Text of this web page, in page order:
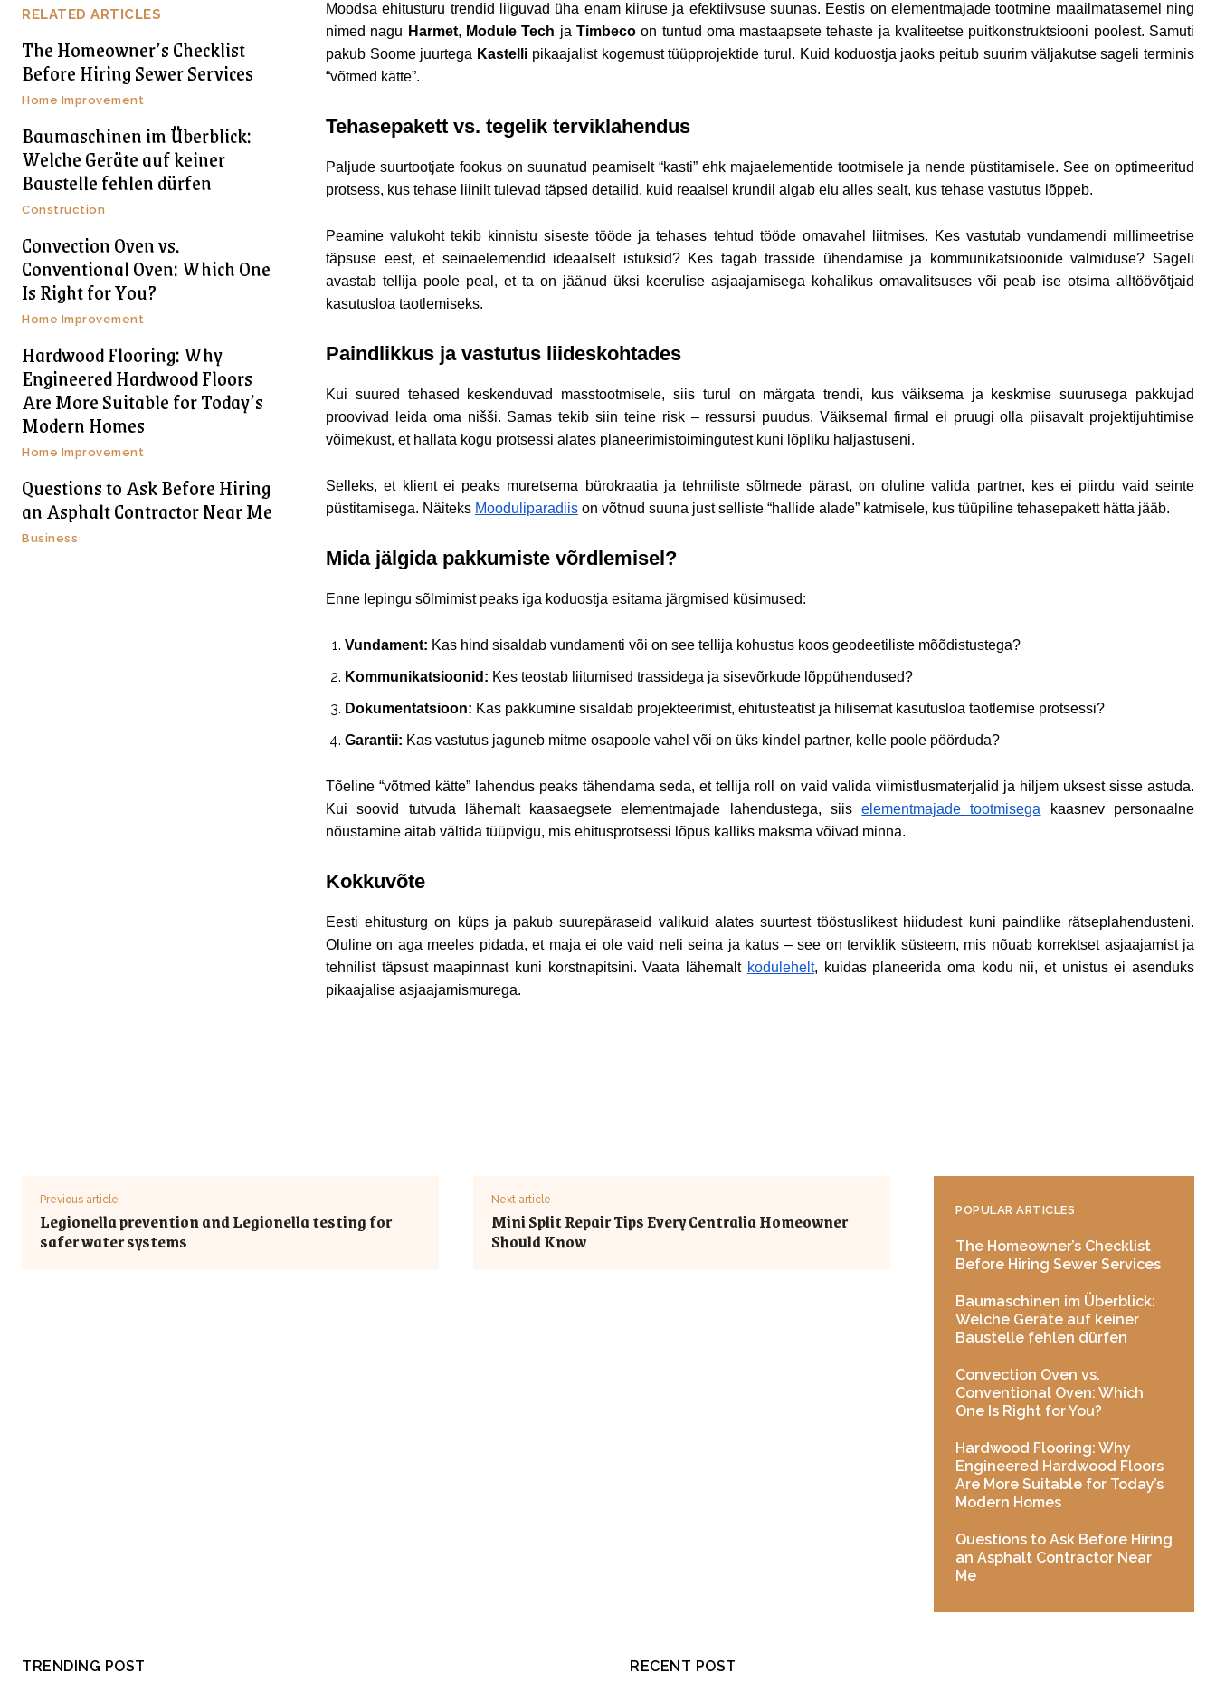
RELATED ARTICLES
The Homeowner’s Checklist
Before Hiring Sewer Services
Home Improvement
Baumaschinen im Überblick:
Welche Geräte auf keiner
Baustelle fehlen dürfen
Construction
Convection Oven vs.
Conventional Oven: Which One
Is Right for You?
Home Improvement
Hardwood Flooring: Why
Engineered Hardwood Floors
Are More Suitable for Today’s
Modern Homes
Home Improvement
Questions to Ask Before Hiring
an Asphalt Contractor Near Me
Business
Moodsa ehitusturu trendid liiguvad üha enam kiiruse ja efektiivsuse suunas. Eestis on elementmajade tootmine maailmatasemel ning
nimed nagu Harmet, Module Tech ja Timbecoon tuntud oma mastaapsete tehaste ja kvaliteetse puitkonstruktsiooni poolest. Samuti
pakub Soome juurtega Kastelli pikaajalist kogemust tüüpprojektide turul. Kuid koduostja jaoks peitub suurim väljakutse sageli terminis
“võtmed kätte”.
Tehasepakett vs. tegelik terviklahendus
Paljude suurtootjate fookus on suunatud peamiselt “kasti” ehk majaelementide tootmisele ja nende püstitamisele. See on optimeeritud
protsess, kus tehase liinilt tulevad täpsed detailid, kuid reaalsel krundil algab elu alles sealt, kus tehase vastutus lõppeb.
Peamine valukoht tekib kinnistu siseste tööde ja tehases tehtud tööde omavahel liitmises. Kes vastutab vundamendi millimeetrise
täpsuse eest, et seinaelemendid ideaalselt istuksid? Kes tagab trasside ühendamise ja kommunikatsioonide valmiduse? Sageli
avastab tellija poole peal, et ta on jäänud üksi keerulise asjaajamisega kohalikus omavalitsuses või peab ise otsima alltöövõtjaid
kasutusloa taotlemiseks.
Paindlikkus ja vastutus liideskohtades
Kui suured tehased keskenduvad masstootmisele, siis turul on märgata trendi, kus väiksema ja keskmise suurusega pakkujad
proovivad leida oma nišši. Samas tekib siin teine risk – ressursi puudus. Väiksemal firmal ei pruugi olla piisavalt projektijuhtimise
võimekust, et hallata kogu protsessi alates planeerimistoimingutest kuni lõpliku haljastuseni.
Selleks, et klient ei peaks muretsema bürokraatia ja tehniliste sõlmede pärast, on oluline valida partner, kes ei piirdu vaid seinte
püstitamisega. Näiteks Mooduliparadiis on võtnud suuna just selliste “hallide alade” katmisele, kus tüüpiline tehasepakett hätta jääb.
Mida jälgida pakkumiste võrdlemisel?
Enne lepingu sõlmimist peaks iga koduostja esitama järgmised küsimused:
Vundament: Kas hind sisaldab vundamenti või on see tellija kohustus koos geodeetiliste mõõdistustega?
Kommunikatsioonid: Kes teostab liitumised trassidega ja sisevõrkude lõppühendused?
Dokumentatsioon: Kas pakkumine sisaldab projekteerimist, ehitusteatist ja hilisemat kasutusloa taotlemise protsessi?
Garantii: Kas vastutus jaguneb mitme osapoole vahel või on üks kindel partner, kelle poole pöörduda?
Tõeline “võtmed kätte” lahendus peaks tähendama seda, et tellija roll on vaid valida viimistlusmaterjalid ja hiljem uksest sisse astuda.
Kui soovid tutvuda lähemalt kaasaegsete elementmajade lahendustega, siis
elementmajade tootmisega kaasnev personaalne
nõustamine aitab vältida tüüpvigu, mis ehitusprotsessi lõpus kalliks maksma võivad minna.
Kokkuvõte
Eesti ehitusturg on küps ja pakub suurepäraseid valikuid alates suurtest tööstuslikest hiidudest kuni paindlike rätseplahendusteni.
Oluline on aga meeles pidada, et maja ei ole vaid neli seina ja katus – see on terviklik süsteem, mis nõuab korrektset asjaajamist ja
tehnilist täpsust maapinnast kuni korstnapitsini. Vaata lähemalt kodulehelt, kuidas planeerida oma kodu nii, et unistus ei asenduks
pikaajalise asjaajamismurega.
Previous article
Legionella prevention and Legionella testing for
safer water systems
Next article
Mini Split Repair Tips Every Centralia Homeowner
Should Know
POPULAR ARTICLES
The Homeowner’s Checklist
Before Hiring Sewer Services
Baumaschinen im Überblick:
Welche Geräte auf keiner
Baustelle fehlen dürfen
Convection Oven vs.
Conventional Oven: Which
One Is Right for You?
Hardwood Flooring: Why
Engineered Hardwood Floors
Are More Suitable for Today’s
Modern Homes
Questions to Ask Before Hiring
an Asphalt Contractor Near
Me
TRENDING POST RECENT POST